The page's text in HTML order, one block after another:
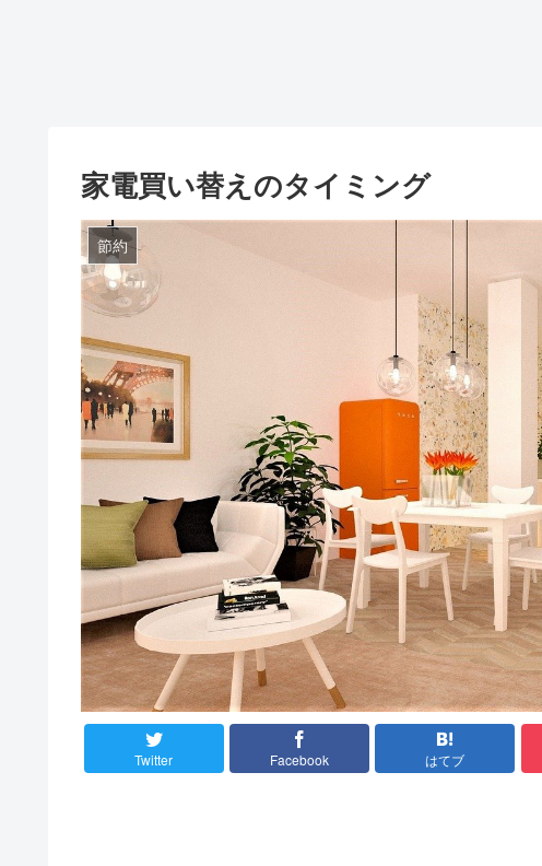
家電買い替えのタイミング
節約
Twitter Facebook はてブ